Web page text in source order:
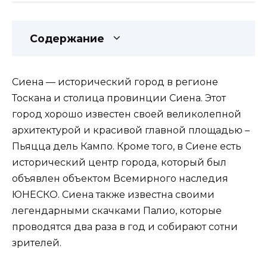
Содержание
Сиена — исторический город в регионе
Тоскана и столица провинции Сиена. Этот
город хорошо известен своей великолепной
архитектурой и красивой главной площадью –
Пьяцца дель Кампо. Кроме того, в Сиене есть
исторический центр города, который был
объявлен объектом Всемирного наследия
ЮНЕСКО. Сиена также известна своими
легендарными скачками Палио, которые
проводятся два раза в год и собирают сотни
зрителей.